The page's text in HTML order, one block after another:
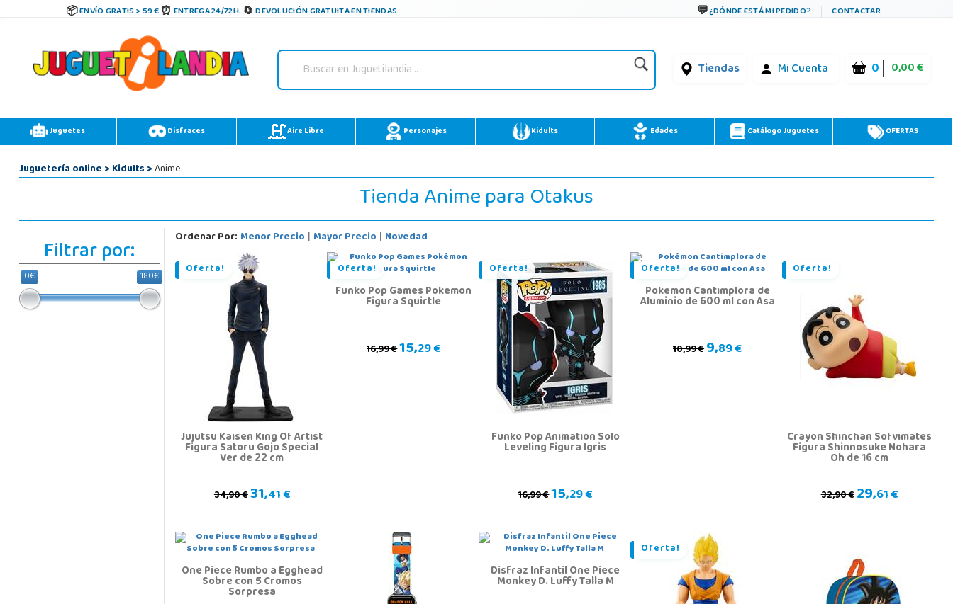
ENVÍO GRATIS > 59 € ENTREGA 24/72H. DEVOLUCIÓN GRATUITA EN TIENDAS ¿DÓNDE ESTÁ MI PEDIDO? CONTACTAR
Tiendas Mi Cuenta 0 0,00 €
Juguetes Disfraces Aire Libre Personajes Kidults Edades Catálogo Juguetes OFERTAS
Juguetería online>Kidults>Anime
Tienda Anime para Otakus
Filtrar por:
0€ 180€
Ordenar Por: Menor Precio | Mayor Precio | Novedad
Oferta!
Jujutsu Kaisen King Of Artist
Figura Satoru Gojo Special
Ver de 22 cm
34,90 €31,41 €
Oferta!
Funko Pop Games Pokémon
Figura Squirtle
16,99 €15,29 €
Oferta!
Funko Pop Animation Solo
Leveling Figura Igris
16,99 €15,29 €
Oferta!
Pokémon Cantimplora de
Aluminio de 600 ml con Asa
10,99 €9,89 €
Oferta!
Crayon Shinchan Sofvimates
Figura Shinnosuke Nohara
Oh de 16 cm
32,90 €29,61 €
One Piece Rumbo a Egghead
Sobre con 5 Cromos
Sorpresa
Disfraz Infantil One Piece
Monkey D. Luffy Talla M
Oferta!